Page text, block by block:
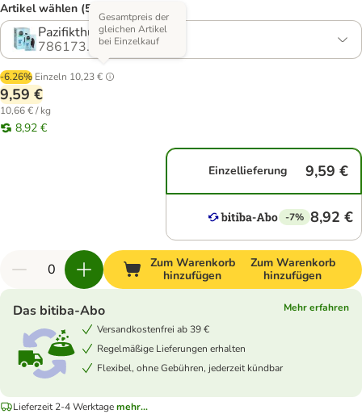
Artikel wählen (5 Varianten)
Pazifikthunfisch
786173.7
-6.26% Einzeln 10,23 €
Gesamtpreis der
gleichen Artikel
bei Einzelkauf
9,59 €
10,66 € / kg
8,92 €
Einzellieferung 9,59 €
-7% 8,92 €
Zum Warenkorb
hinzufügen
Zum Warenkorb
hinzufügen
Das bitiba-Abo
Mehr erfahren
Versandkostenfrei ab 39 €
Regelmäßige Lieferungen erhalten
Flexibel, ohne Gebühren, jederzeit kündbar
Lieferzeit 2-4 Werktagemehr...